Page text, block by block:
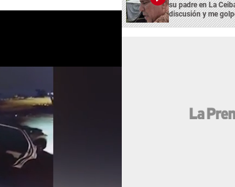
su padre en La
discusión y me